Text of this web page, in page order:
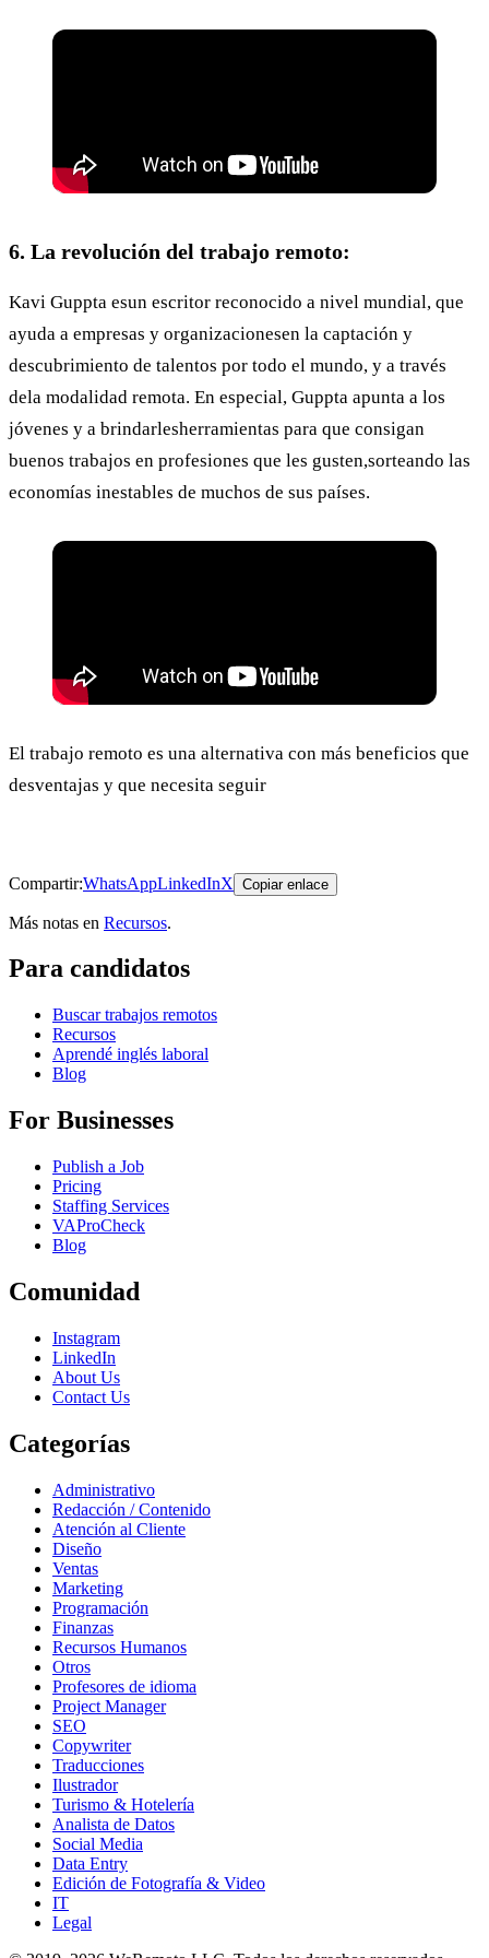
6. La revolución del trabajo remoto:
Kavi Guppta esun escritor reconocido a nivel mundial, que
ayuda a empresas y organizacionesen la captación y
descubrimiento de talentos por todo el mundo, y a través
dela modalidad remota. En especial, Guppta apunta a los
jóvenes y a brindarlesherramientas para que consigan
buenos trabajos en profesiones que les gusten,sorteando las
economías inestables de muchos de sus países.
El trabajo remoto es una alternativa con más beneficios que
desventajas y que necesita seguir
Compartir:WhatsAppLinkedInX Copiar enlace
Más notas en Recursos.
Para candidatos
Buscar trabajos remotos
Recursos
Aprendé inglés laboral
Blog
For Businesses
Publish a Job
Pricing
Staffing Services
VAProCheck
Blog
Comunidad
Instagram
LinkedIn
About Us
Contact Us
Categorías
Administrativo
Redacción / Contenido
Atención al Cliente
Diseño
Ventas
Marketing
Programación
Finanzas
Recursos Humanos
Otros
Profesores de idioma
Project Manager
SEO
Copywriter
Traducciones
Ilustrador
Turismo & Hotelería
Analista de Datos
Social Media
Data Entry
Edición de Fotografía & Video
IT
Legal